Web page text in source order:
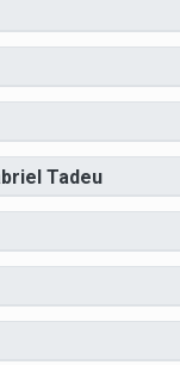
Tadeu